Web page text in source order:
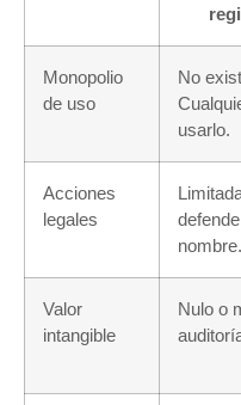
Monopolio
de uso
No
usarlo.
Acciones
legales
nombre.
Valor
intangible
Nulo o